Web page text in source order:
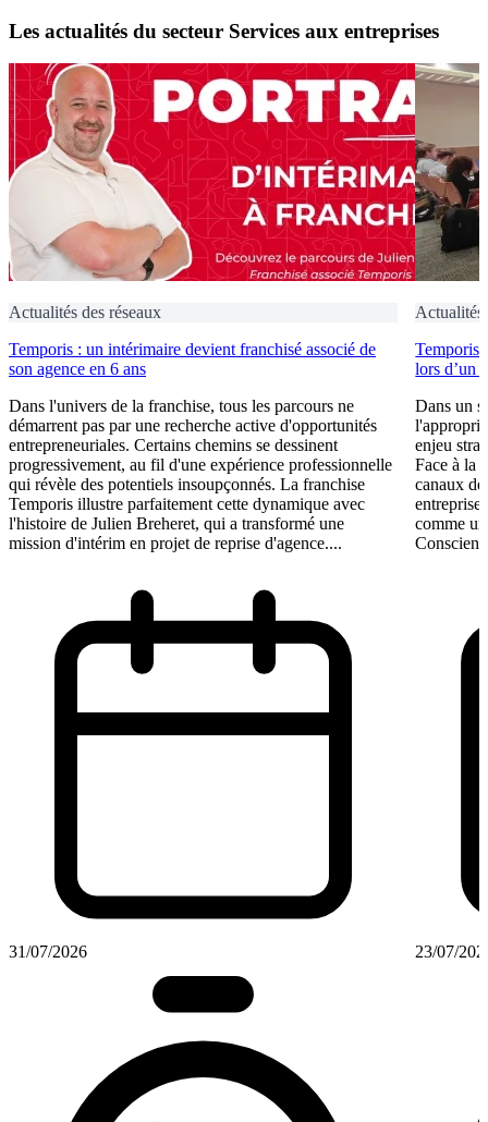
Les actualités du secteur Services aux entreprises
Actualités des réseaux
Temporis : un intérimaire devient franchisé associé de
son agence en 6 ans
Dans l'univers de la franchise, tous les parcours ne
démarrent pas par une recherche active d'opportunités
entrepreneuriales. Certains chemins se dessinent
progressivement, au fil d'une expérience professionnelle
qui révèle des potentiels insoupçonnés. La franchise
Temporis illustre parfaitement cette dynamique avec
l'histoire de Julien Breheret, qui a transformé une
mission d'intérim en projet de reprise d'agence....
31/07/2026
Actualités
Temporis
lors d’un
Dans un
enjeu
Face à la
canaux
comme
Conscient
23/07/